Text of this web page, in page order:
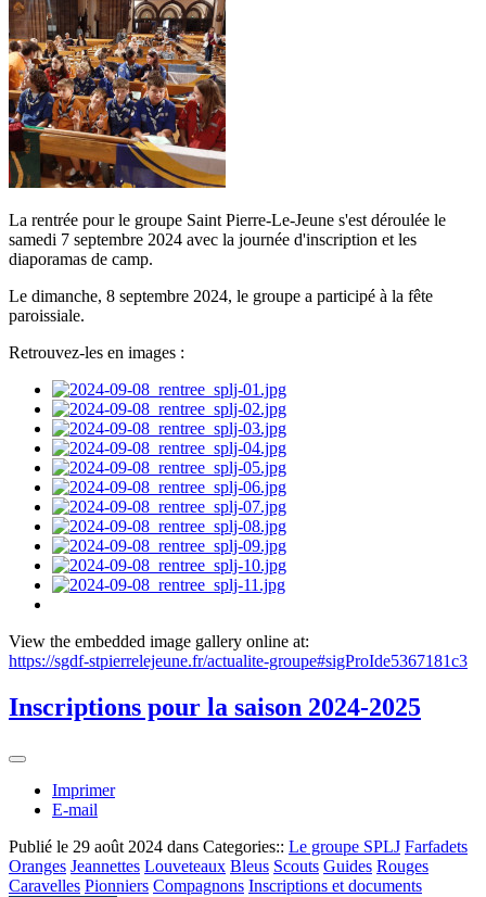
La rentrée pour le groupe Saint Pierre-Le-Jeune s'est déroulée le
samedi 7 septembre 2024 avec la journée d'inscription et les
diaporamas de camp.
Le dimanche, 8 septembre 2024, le groupe a participé à la fête
paroissiale.
Retrouvez-les en images :
View the embedded image gallery online at:
https://sgdf-stpierrelejeune.fr/actualite-groupe#sigProIde5367181c3
Inscriptions pour la saison 2024-2025
Imprimer
E-mail
Publié le 29 août 2024 dans Categories:: Le groupe SPLJ Farfadets
Oranges Jeannettes Louveteaux Bleus Scouts Guides Rouges
Caravelles Pionniers Compagnons Inscriptions et documents